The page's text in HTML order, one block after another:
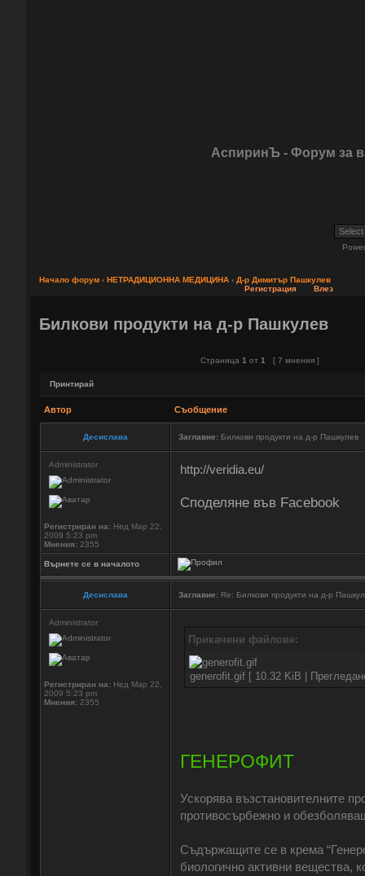
АспиринЪ - Форум за
Начало форум ‹ НЕТРАДИЦИОННА МЕДИЦИНА ‹ Д-р Димитър Пашкулев
Регистрация
Влез
Билкови продукти на д-р Пашкулев
Страница 1 от 1 [ 7 мнения ]
Принтирай
Автор Съобщение
Десислава Заглавие: Билкови продукти на д-р Пашкулев
Administrator
Регистриран на: Нед Мар 22,
2009 5:23 pm
Мнения: 2355
http://veridia.eu/
Споделяне във Facebook
Върнете се в началото
Десислава Заглавие: Re: Билкови продукти на д-р
Administrator
Регистриран на: Нед Мар 22,
2009 5:23 pm
Мнения: 2355
Прикачени файлове:
generofit.gif [ 10.32 KiB |
ГЕНЕРОФИТ
Ускорява възстановителните
противосърбежно и
Съдържащите се в крема
биологично активни вещества,